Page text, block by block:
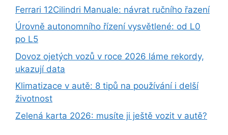
Ferrari 12Cilindri Manuale: návrat ručního řazení
Úrovně autonomního řízení vysvětlené: od L0
po L5
Dovoz ojetých vozů v roce 2026 láme rekordy,
ukazují data
Klimatizace v autě: 8 tipů na používání i delší
životnost
Zelená karta 2026: musíte ji ještě vozit v autě?